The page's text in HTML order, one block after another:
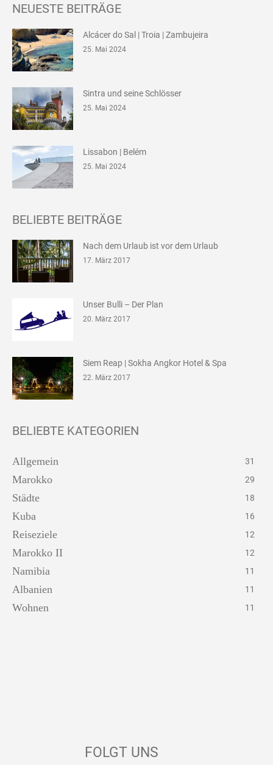
NEUESTE BEITRÄGE
Alcácer do Sal | Troia | Zambujeira
25. Mai 2024
Sintra und seine Schlösser
25. Mai 2024
Lissabon | Belém
25. Mai 2024
BELIEBTE BEITRÄGE
Nach dem Urlaub ist vor dem Urlaub
17. März 2017
Unser Bulli – Der Plan
20. März 2017
Siem Reap | Sokha Angkor Hotel & Spa
22. März 2017
BELIEBTE KATEGORIEN
Allgemein 31
Marokko 29
Städte 18
Kuba 16
Reiseziele 12
Marokko II 12
Namibia 11
Albanien 11
Wohnen 11
FOLGT UNS